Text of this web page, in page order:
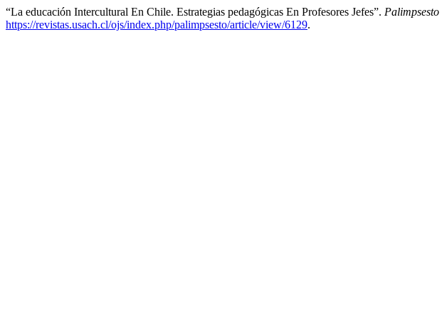
“La educación Intercultural En Chile. Estrategias pedagógicas En Profesores Jefes”. Palimpsesto
https://revistas.usach.cl/ojs/index.php/palimpsesto/article/view/6129.